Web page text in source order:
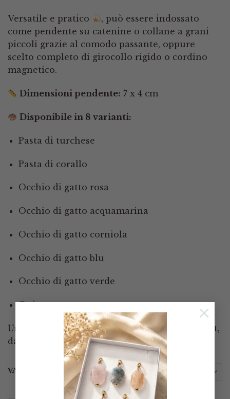
×
Versatile e pratico
, può essere indossato
come pendente su catenine o collane a grani
piccoli grazie al comodo passante, oppure
scelto completo di girocollo rigido o cordino
magnetico.
Dimensioni pendente: 7 x 4 cm
Disponibile in 8 varianti:
Pasta di turchese
Pasta di corallo
Occhio di gatto rosa
Occhio di gatto acquamarina
Occhio di gatto corniola
Occhio di gatto blu
Occhio di gatto verde
Onice
Un accessorio ideale per valorizzare ogni outfit,
dal quotidiano alle occasioni speciali
VARIANTE